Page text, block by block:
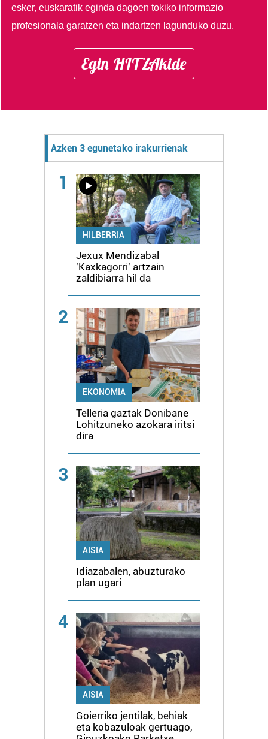
esker, euskaratik eginda dagoen tokiko informazio
profesionala garatzen eta indartzen lagunduko duzu.
Egin HITZAkide
Azken 3 egunetako irakurrienak
1
HILBERRIA
Jexux Mendizabal
'Kaxkagorri' artzain
zaldibiarra hil da
2
EKONOMIA
Telleria gaztak Donibane
Lohitzuneko azokara iritsi
dira
3
AISIA
Idiazabalen, abuzturako
plan ugari
4
AISIA
Goierriko jentilak, behiak
eta kobazuloak gertuago,